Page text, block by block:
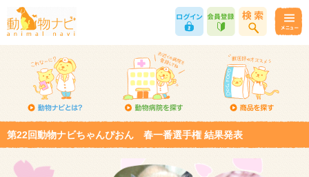
第22回動物ナビちゃんぴおん 春一番選手権 結果発表